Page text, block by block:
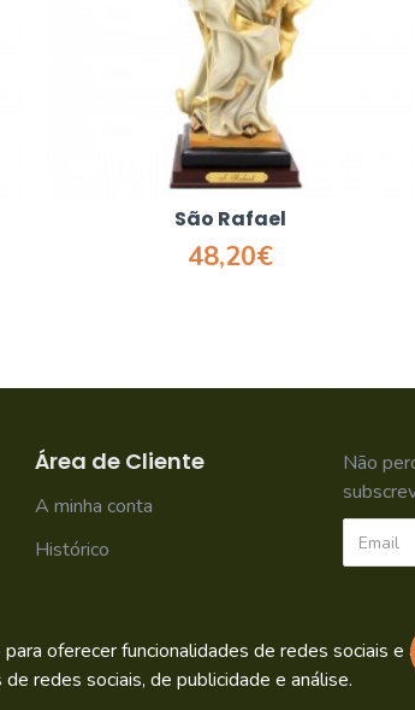
São Rafael
48,20€
Área de Cliente
A minha conta
Histórico
Não
oferecer funcionalidades de redes sociais e
redes sociais, de publicidade e análise.